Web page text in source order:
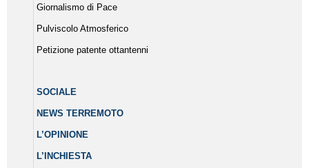
Giornalismo di Pace
Pulviscolo Atmosferico
Petizione patente ottantenni
SOCIALE
NEWS TERREMOTO
L’OPINIONE
L’INCHIESTA